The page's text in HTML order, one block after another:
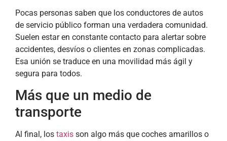
Pocas personas saben que los conductores de autos
de servicio público forman una verdadera comunidad.
Suelen estar en constante contacto para alertar sobre
accidentes, desvíos o clientes en zonas complicadas.
Esa unión se traduce en una movilidad más ágil y
segura para todos.
Más que un medio de
transporte
Al final, los taxis son algo más que coches amarillos o